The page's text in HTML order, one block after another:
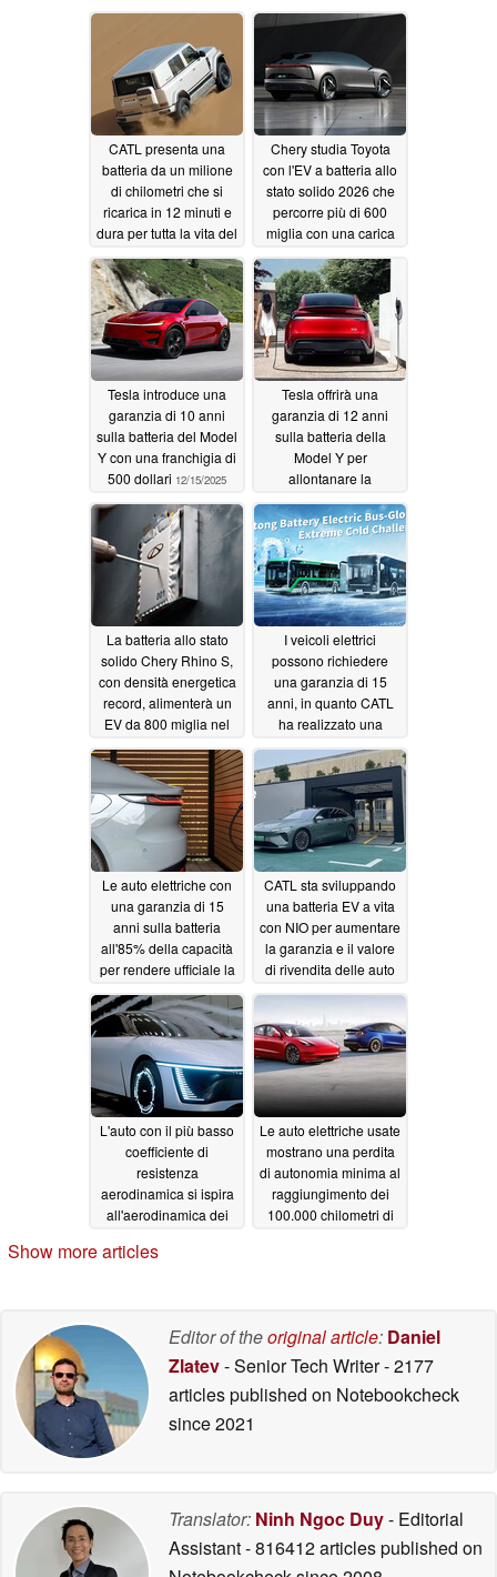
CATL presenta una
batteria da un milione
di chilometri che si
ricarica in 12 minuti e
dura per tutta la vita del
02/03/2026
Chery studia Toyota
con l'EV a batteria allo
stato solido 2026 che
percorre più di 600
miglia con una carica
01/21/2026
Tesla introduce una
garanzia di 10 anni
sulla batteria del Model
Y con una franchigia di
500 dollari 12/15/2025
Tesla offrirà una
garanzia di 12 anni
sulla batteria della
Model Y per
allontanare la
11/06/2025
La batteria allo stato
solido Chery Rhino S,
con densità energetica
record, alimenterà un
EV da 800 miglia nel
10/21/2025
I veicoli elettrici
possono richiedere
una garanzia di 15
anni, in quanto CATL
ha realizzato una
di chilometri con un
degrado pari a zero in
1000 cicli03/28/2024
Le auto elettriche con
una garanzia di 15
anni sulla batteria
all'85% della capacità
per rendere ufficiale la
03/21/2024
CATL sta sviluppando
una batteria EV a vita
con NIO per aumentare
la garanzia e il valore
di rivendita delle auto
03/15/2024
L'auto con il più basso
coefficiente di
resistenza
aerodinamica si ispira
all'aerodinamica dei
0,168 Cd assistito
Le auto elettriche usate
mostrano una perdita
di autonomia minima al
raggiungimento dei
100.000 chilometri di
Show more articles
Editor of theoriginal article: Daniel
Zlatev- Senior Tech Writer- 2177
articles published on Notebookcheck
since 2021
Translator: Ninh Ngoc Duy- Editorial
Assistant- 816412 articles published on